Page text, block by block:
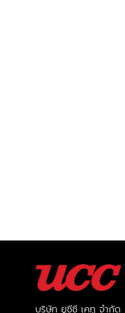
บริษัท ยูซีซี เคทู จำกัด